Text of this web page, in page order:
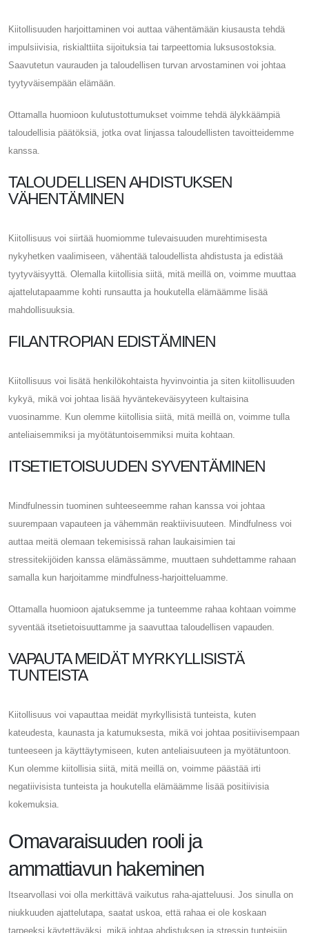
Kiitollisuuden harjoittaminen voi auttaa vähentämään kiusausta tehdä
impulsiivisia, riskialttiita sijoituksia tai tarpeettomia luksusostoksia.
Saavutetun vaurauden ja taloudellisen turvan arvostaminen voi johtaa
tyytyväisempään elämään.
Ottamalla huomioon kulutustottumukset voimme tehdä älykkäämpiä
taloudellisia päätöksiä, jotka ovat linjassa taloudellisten tavoitteidemme
kanssa.
TALOUDELLISEN AHDISTUKSEN
VÄHENTÄMINEN
Kiitollisuus voi siirtää huomiomme tulevaisuuden murehtimisesta
nykyhetken vaalimiseen, vähentää taloudellista ahdistusta ja edistää
tyytyväisyyttä. Olemalla kiitollisia siitä, mitä meillä on, voimme muuttaa
ajattelutapaamme kohti runsautta ja houkutella elämäämme lisää
mahdollisuuksia.
FILANTROPIAN EDISTÄMINEN
Kiitollisuus voi lisätä henkilökohtaista hyvinvointia ja siten kiitollisuuden
kykyä, mikä voi johtaa lisää hyväntekeväisyyteen kultaisina
vuosinamme. Kun olemme kiitollisia siitä, mitä meillä on, voimme tulla
anteliaisemmiksi ja myötätuntoisemmiksi muita kohtaan.
ITSETIETOISUUDEN SYVENTÄMINEN
Mindfulnessin tuominen suhteeseemme rahan kanssa voi johtaa
suurempaan vapauteen ja vähemmän reaktiivisuuteen. Mindfulness voi
auttaa meitä olemaan tekemisissä rahan laukaisimien tai
stressitekijöiden kanssa elämässämme, muuttaen suhdettamme rahaan
samalla kun harjoitamme mindfulness-harjoitteluamme.
Ottamalla huomioon ajatuksemme ja tunteemme rahaa kohtaan voimme
syventää itsetietoisuuttamme ja saavuttaa taloudellisen vapauden.
VAPAUTA MEIDÄT MYRKYLLISISTÄ
TUNTEISTA
Kiitollisuus voi vapauttaa meidät myrkyllisistä tunteista, kuten
kateudesta, kaunasta ja katumuksesta, mikä voi johtaa positiivisempaan
tunteeseen ja käyttäytymiseen, kuten anteliaisuuteen ja myötätuntoon.
Kun olemme kiitollisia siitä, mitä meillä on, voimme päästää irti
negatiivisista tunteista ja houkutella elämäämme lisää positiivisia
kokemuksia.
Omavaraisuuden rooli ja
ammattiavun hakeminen
Itsearvollasi voi olla merkittävä vaikutus raha-ajatteluusi. Jos sinulla on
niukkuuden ajattelutapa, saatat uskoa, että rahaa ei ole koskaan
tarpeeksi käytettäväksi, mikä johtaa ahdistuksen ja stressin tunteisiin.